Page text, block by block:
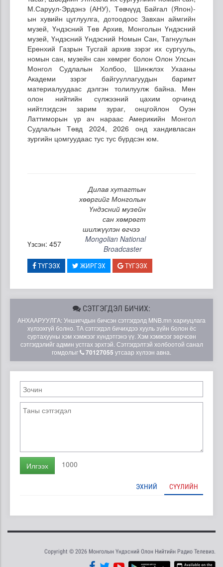
М.Саруул-Эрдэнэ (АНУ), Төвчүүд Байгал (Япон)-
ын хувийн цуглуулга, дотоодоос Завхан аймгийн
музей, Үндэсний Төв Архив, Монголын Үндэсний
музей, Үндэсний Үндэсний Номын Сан, Тагнуулын
Ерөнхий Газрын Тусгай архив зэрэг их сургууль,
номын сан, музейн сан хөмрөг болон Олон Улсын
Монгол Судлалын Холбоо, Шинжлэх Ухааны
Академи зэрэг байгууллагуудын баримт
материалуудаас дэлгэн толилуулж байна. Мөн
олон нийтийн сүлжээний цахим орчинд
нийтлэгдсэн зарим зураг, онцгойлон Оуэн
Латтиморын үр ач нараас Америкийн Монгол
Судлалын Төвд 2024, 2026 онд хандивласан
зургийн цомгуудаас тус тус бүрдсэн юм.
Дилав хутагтын
хөөргийг Монголын
Үндэсний музейн
сан хөмрөгт
шилжүүлэн өгчээ
Үзсэн: 457
Mongolian National
Broadcaster
ТҮГЭЭХ ЖИРГЭХ ТҮГЭЭХ
СЭТГЭГДЭЛ БИЧИХ:
АНХААРУУЛГА: Уншигчдын бичсэн сэтгэгдэлд MNB.mn хариуцлага
хүлээхгүй болно. ТА сэтгэгдэл бичихдээ хууль зүйн болон ёс
суртахууны хэм хэмжээг хүндэтгэнэ үү. Хэм хэмжээг зөрчсөн
сэтгэгдэлийг админ устгах эрхтэй. Сэтгэгдэлтэй холбоотой санал
гомдолыг
70127055 утсаар хүлээн авна.
Илгээх 1000
ЭХНИЙ СҮҮЛИЙН
Copyright © 2026 Монголын Үндэсний Олон Нийтийн Радио Телевиз.